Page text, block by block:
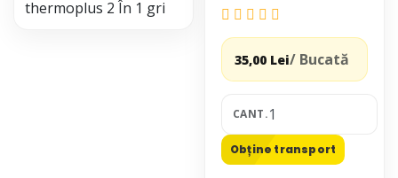
35,00 Lei/ Bucată
CANT.
Obține transport